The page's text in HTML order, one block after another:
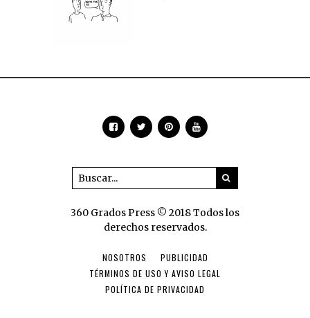
360 Grados Press © 2018 Todos los
derechos reservados.
NOSOTROS
PUBLICIDAD
TÉRMINOS DE USO Y AVISO LEGAL
POLÍTICA DE PRIVACIDAD